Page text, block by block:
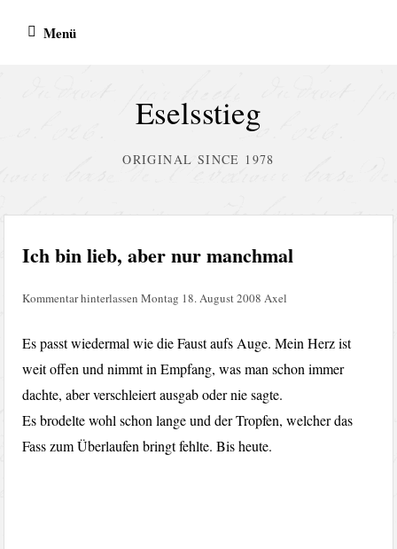
Inhalt Menü
Eselsstieg
ORIGINAL SINCE 1978
Ich bin lieb, aber nur manchmal
Kommentar hinterlassen Montag 18. August 2008 Axel
Es passt wiedermal wie die Faust aufs Auge. Mein Herz ist
weit offen und nimmt in Empfang, was man schon immer
dachte, aber verschleiert ausgab oder nie sagte.
Es brodelte wohl schon lange und der Tropfen, welcher das
Fass zum Überlaufen bringt fehlte. Bis heute.